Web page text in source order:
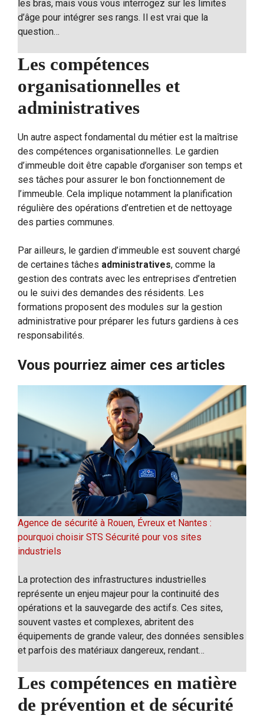
les bras, mais vous vous interrogez sur les limites
d’âge pour intégrer ses rangs. Il est vrai que la
question…
Les compétences
organisationnelles et
administratives
Un autre aspect fondamental du métier est la maîtrise
des compétences organisationnelles. Le gardien
d’immeuble doit être capable d’organiser son temps et
ses tâches pour assurer le bon fonctionnement de
l’immeuble. Cela implique notamment la planification
régulière des opérations d’entretien et de nettoyage
des parties communes.
Par ailleurs, le gardien d’immeuble est souvent chargé
de certaines tâches administratives, comme la
gestion des contrats avec les entreprises d’entretien
ou le suivi des demandes des résidents. Les
formations proposent des modules sur la gestion
administrative pour préparer les futurs gardiens à ces
responsabilités.
Vous pourriez aimer ces articles
Agence de sécurité à Rouen, Évreux et Nantes :
pourquoi choisir STS Sécurité pour vos sites
industriels
La protection des infrastructures industrielles
représente un enjeu majeur pour la continuité des
opérations et la sauvegarde des actifs. Ces sites,
souvent vastes et complexes, abritent des
équipements de grande valeur, des données sensibles
et parfois des matériaux dangereux, rendant…
Les compétences en matière
de prévention et de sécurité